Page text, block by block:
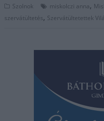
Szolnok miskolczi anna,
szervátültetés, Szervátültetettek